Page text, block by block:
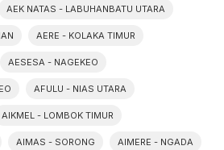
AEK NATAS - LABUHANBATU UTARA
AERE - KOLAKA TIMUR
AESESA - NAGEKEO
AFULU - NIAS UTARA
AIKMEL - LOMBOK TIMUR
AIMAS - SORONG AIMERE - NGADA